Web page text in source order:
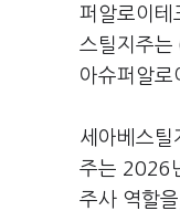
퍼알로이
스틸지주는
아슈퍼알로
세아베스
주는 2026
주사 역할